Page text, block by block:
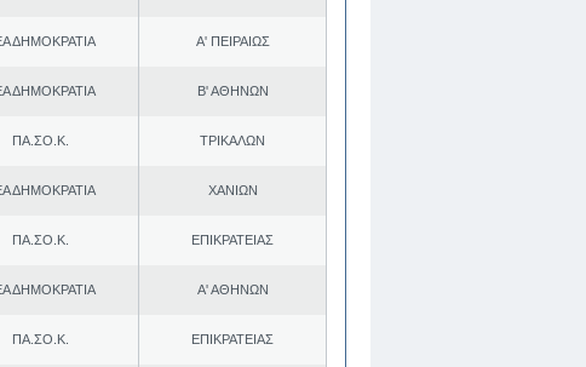
ΔΗΜΟΚΡΑΤΙΑ Α' ΠΕΙΡΑΙΩΣ
ΔΗΜΟΚΡΑΤΙΑ Β' ΑΘΗΝΩΝ
ΠΑ.ΣΟ.Κ. ΤΡΙΚΑΛΩΝ
ΔΗΜΟΚΡΑΤΙΑ ΧΑΝΙΩΝ
ΠΑ.ΣΟ.Κ. ΕΠΙΚΡΑΤΕΙΑΣ
ΔΗΜΟΚΡΑΤΙΑ Α' ΑΘΗΝΩΝ
ΠΑ.ΣΟ.Κ. ΕΠΙΚΡΑΤΕΙΑΣ